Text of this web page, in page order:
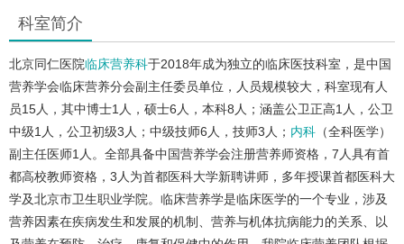
科室简介
北京同仁医院临床营养科于2018年成为独立的临床医技科室，是中国
营养学会临床营养分会副主任委员单位，人员规模较大，科室现有人
员15人，其中博士1人，硕士6人，本科8人；涵盖公卫正高1人，公卫
中级1人，公卫初级3人；中级技师6人，技师3人； 内科 （全科医学）
副主任医师1人。全部具备中国营养学会注册营养师资格，7人具有首
都高校教师资格，3人为首都医科大学新聘讲师，多年授课首都医科大
学及北京市卫生职业学院。临床营养学是临床医学的一个专业，涉及
营养因素在疾病发生和发展的机制、营养与机体抗病能力的关系、以